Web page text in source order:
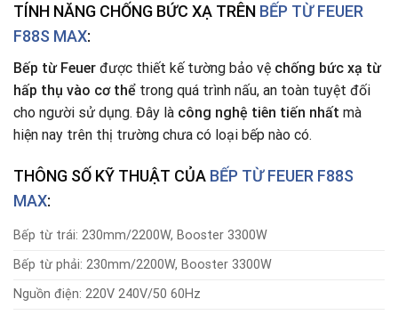
TÍNH NĂNG CHỐNG BỨC XẠ TRÊN BẾP TỪ FEUER
F88S MAX:
Bếp từ Feuer được thiết kế tường bảo vệ chống bức xạ từ
hấp thụ vào cơ thể trong quá trình nấu, an toàn tuyệt đối
cho người sử dụng. Đây là công nghệ tiên tiến nhất mà
hiện nay trên thị trường chưa có loại bếp nào có.
THÔNG SỐ KỸ THUẬT CỦA BẾP TỪ FEUER F88S
MAX:
Bếp từ trái: 230mm/2200W, Booster 3300W
Bếp từ phải: 230mm/2200W, Booster 3300W
Nguồn điện: 220V 240V/50 60Hz